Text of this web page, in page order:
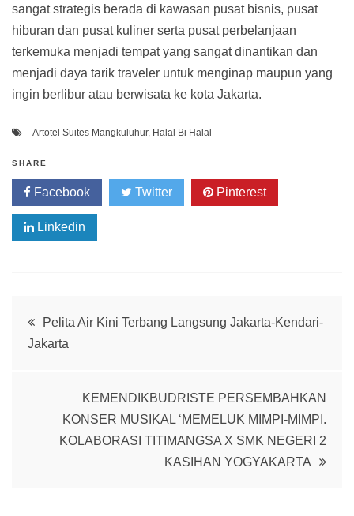
sangat strategis berada di kawasan pusat bisnis, pusat
hiburan dan pusat kuliner serta pusat perbelanjaan
terkemuka menjadi tempat yang sangat dinantikan dan
menjadi daya tarik traveler untuk menginap maupun yang
ingin berlibur atau berwisata ke kota Jakarta.
Artotel Suites Mangkuluhur, Halal Bi Halal
SHARE
Facebook Twitter Pinterest
Linkedin
PostPelita Air Kini Terbang Langsung Jakarta-Kendari-
Jakarta
KEMENDIKBUDRISTE PERSEMBAHKAN
KONSER MUSIKAL ‘MEMELUK MIMPI-MIMPI.
KOLABORASI TITIMANGSA X SMK NEGERI 2
KASIHAN YOGYAKARTA